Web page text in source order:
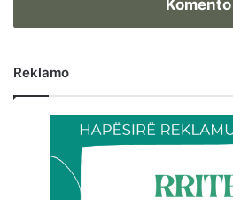
Komento
Reklamo